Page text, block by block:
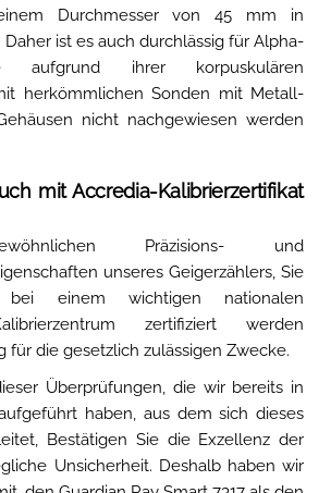
Durchmesser von 45 mm in
ist es auch durchlässig für Alpha-
aufgrund ihrer korpuskulären
herkömmlichen Sonden mit Metall-
nicht nachgewiesen werden
mit Accredia-Kalibrierzertifikat
Präzisions- und
unseres Geigerzählers, Sie
einem wichtigen nationalen
zertifiziert werden
für die gesetzlich zulässigen Zwecke.
Überprüfungen, die wir bereits in
haben, aus dem sich dieses
Bestätigen Sie die Exzellenz der
Unsicherheit. Deshalb haben wir